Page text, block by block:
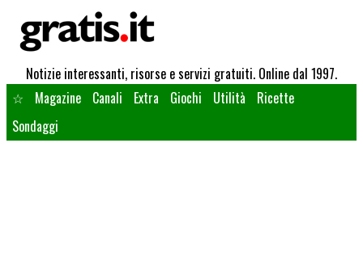
Notizie interessanti, risorse e servizi gratuiti. Online dal 1997.
☆
Magazine Canali Extra Giochi Utilità
Ricette
Sondaggi